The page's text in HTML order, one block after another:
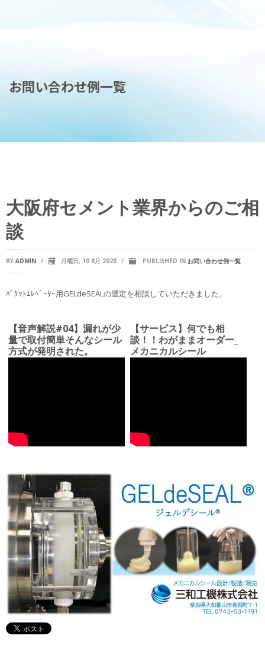
お問い合わせ例一覧
大阪府セメント業界からのご相
談
BY ADMIN / 月曜日, 10 8月 2020 / PUBLISHED IN お問い合わせ例一覧
ﾊﾞｹｯﾄｴﾚﾍﾞｰﾀｰ用GELdeSEALの選定を相談していただきました。
【音声解説#04】漏れが少
量で取付簡単そんなシール
方式が発明された。
【サービス】何でも相
談！！わがままオーダー_
メカニカルシール